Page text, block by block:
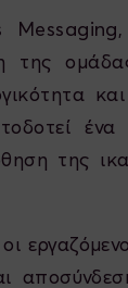
της
ένα
της